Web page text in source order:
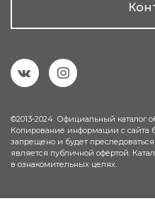
©2013-2024. Официальный каталог
Копирование информации с сайта
запрещено и будет
является публичной офёртой.
в ознакомительных целях.